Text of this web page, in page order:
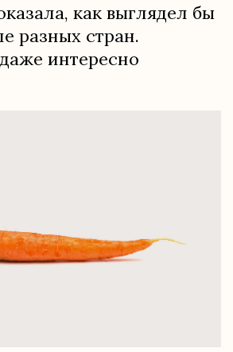
как выглядел бы
разных стран.
интересно